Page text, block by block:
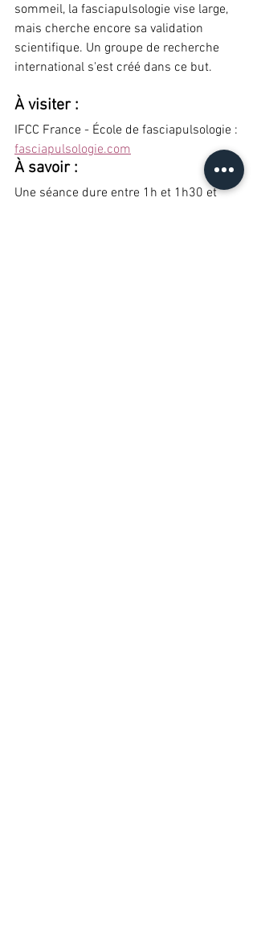
sommeil, la fasciapulsologie vise large,
mais cherche encore sa validation
scientifique. Un groupe de recherche
international s'est créé dans ce but.
À visiter :
IFCC France - École de fasciapulsologie :
fasciapulsologie.com
À savoir :
Une séance dure entre 1h et 1h30 et